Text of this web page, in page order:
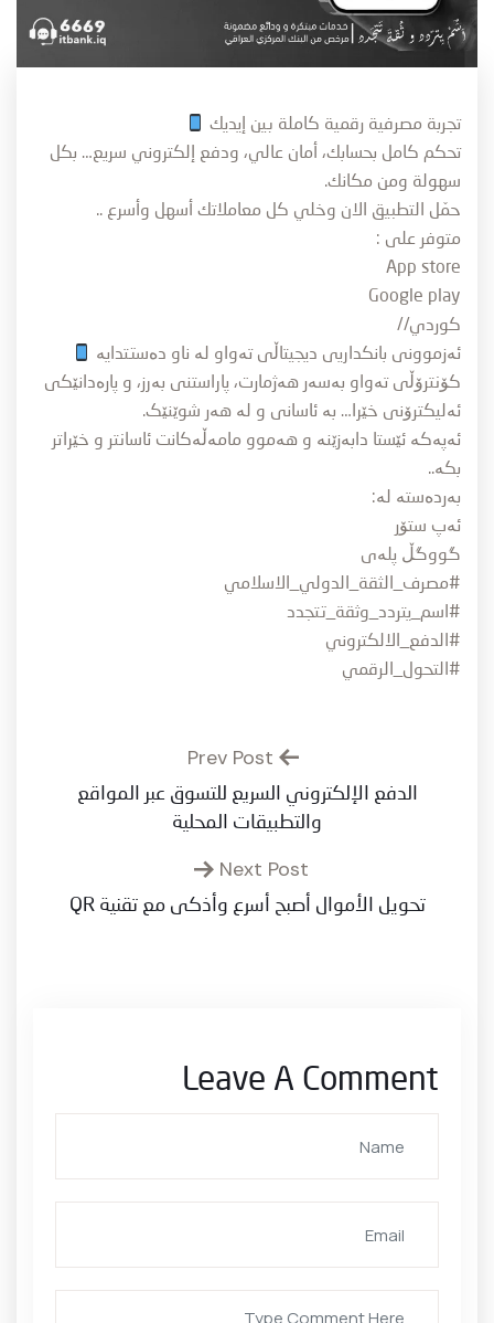
تجربة مصرفية رقمية كاملة بين إيديك
تحكم كامل بحسابك، أمان عالي، ودفع إلكتروني سريع… بكل
سهولة ومن مكانك.
حمّل التطبيق الان وخلي كل معاملاتك أسهل وأسرع ..
متوفر على :
App store
Google play
كوردي//
ئەزموونی بانکداریی دیجیتاڵی تەواو لە ناو دەستتدایە
کۆنترۆڵی تەواو بەسەر هەژمارت، پاراستنی بەرز، و پارەدانێکی
ئەلیکترۆنی خێرا… بە ئاسانی و لە هەر شوێنێک.
ئەپەکە ئێستا دابەزێنە و هەموو مامەڵەکانت ئاسانتر و خێراتر
بکە..
بەردەستە لە:
ئەپ ستۆر
گووگڵ پلەى
#مصرف_الثقة_الدولي_الاسلامي
#اسم_يتردد_وثقة_تتجدد
#الدفع_الالكتروني
#التحول_الرقمي
الدفع الإلكتروني السريع للتسوق عبر المواقع
والتطبيقات المحلية
Next Post
تحويل الأموال أصبح أسرع وأذكى مع تقنية QR
Leave A Comment